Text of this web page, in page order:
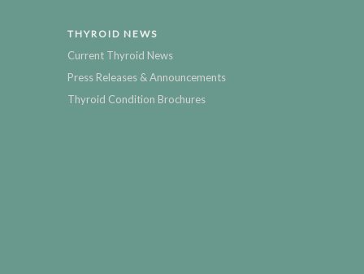
THYROID NEWS
Current Thyroid News
Press Releases & Announcements
Thyroid Condition Brochures